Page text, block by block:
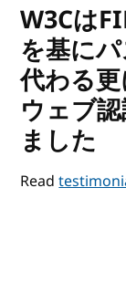
W3Cは
を基に
代わる
ウェブ
ました
Read